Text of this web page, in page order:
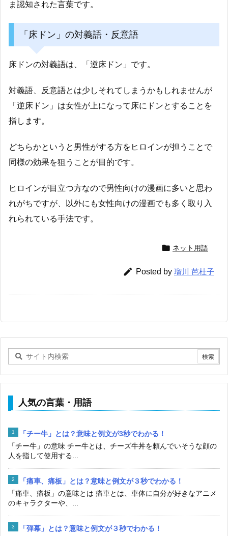
ま認知された言葉です。
「床ドン」の対義語・反意語
床ドンの対義語は、「逆床ドン」です。
対義語、反意語とは少しそれてしまうかもしれませんが
「逆床ドン」は女性が上になって床にドンとすることを
指します。
どちらかというと男性がする方をヒロインが担うことで
同様の効果を狙うことが目的です。
ヒロインが目立つ方なので男性向けの漫画に多いと思わ
れがちですが、以外にも女性向けの漫画でも多く取り入
れられている手法です。
 ネット用語
 Posted by 瑠川 芭杜子
人気の言葉・用語
「チー牛」とは？意味と例文が3秒でわかる！
「チー牛」の意味 チー牛とは、チーズ牛丼を頼んでいそうな顔の
人を指して使用する...
「痛車、痛板」とは？意味と例文が３秒でわかる！
「痛車、痛板」の意味とは 痛車とは、車体に自分が好きなアニメ
のキャラクターや、...
「弾幕」とは？意味と例文が３秒でわかる！